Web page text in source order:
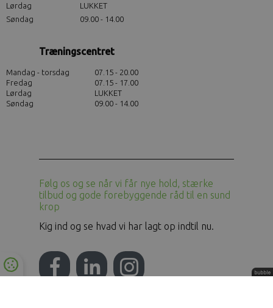
Lørdag
LUKKET
Søndag
09.00 - 14.00
Træningscentret
Mandag - torsdag
07.15 - 20.00
Fredag
07.15 - 17.00
Lørdag
LUKKET
Søndag
09.00 - 14.00
Følg os og se når vi får nye hold, stærke
tilbud og gode forebyggende råd til en sund
krop
Kig ind og se hvad vi har lagt op indtil nu.